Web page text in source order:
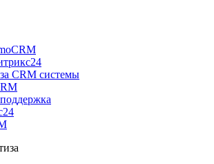
CRM системы